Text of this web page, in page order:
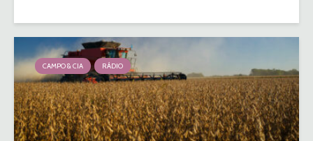
CAMPO & CIA RÁDIO